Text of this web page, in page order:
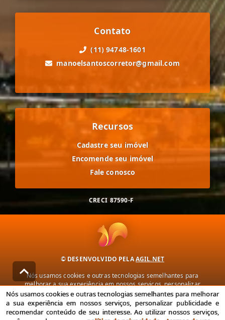
Contato
(11) 94748-1601
manoelsantoscorretor@gmail.com
Recursos
Cadastre seu imóvel
Encomende seu imóvel
Fale conosco
CRECI 87590-F
© DESENVOLVIDO PELAAGIL.NET
Nós usamos cookies e outras tecnologias semelhantes para
melhorar a sua experiência em nossos serviços, personalizar
publicidade e recomendar conteúdo de seu interesse. Ao utilizar
nossos serviços, você concorda com nossa política de privacidade e
termos de uso.
Nós usamos cookies e outras tecnologias semelhantes para melhorar
a sua experiência em nossos serviços, personalizar publicidade e
recomendar conteúdo de seu interesse. Ao utilizar nossos serviços,